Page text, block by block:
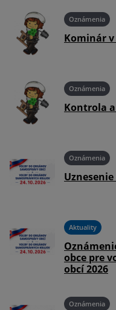
Oznámenia
Kominár v
Oznámenia
Kontrola
Oznámenia
Uznesenie
Aktuality
obce pre
obcí 2026
Oznámenia